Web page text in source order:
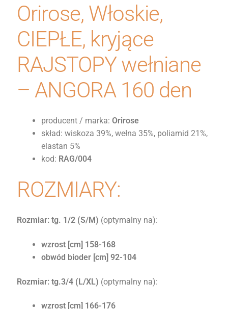
Orirose, Włoskie,
CIEPŁE, kryjące
RAJSTOPY wełniane
– ANGORA 160 den
producent / marka: Orirose
skład: wiskoza 39%, wełna 35%, poliamid 21%,
elastan 5%
kod: RAG/004
ROZMIARY:
Rozmiar: tg. 1/2 (S/M) (optymalny na):
wzrost [cm] 158-168
obwód bioder [cm] 92-104
Rozmiar: tg.3/4 (L/XL) (optymalny na):
wzrost [cm] 166-176